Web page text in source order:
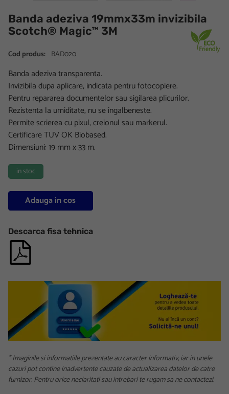
Banda adeziva 19mmx33m invizibila
Scotch® Magic™ 3M
Cod produs: BAD020
Banda adeziva transparenta.
Invizibila dupa aplicare, indicata pentru fotocopiere.
Pentru repararea documentelor sau sigilarea plicurilor.
Rezistenta la umiditate, nu se ingalbeneste.
Permite scrierea cu pixul, creionul sau markerul.
Certificare TUV OK Biobased.
Dimensiuni: 19 mm x 33 m.
in stoc
Adauga in cos
Descarca fisa tehnica
* Imaginile si informatiile prezentate au caracter informativ, iar in unele
cazuri pot contine inadvertente cauzate de actualizarea datelor de catre
furnizor. Pentru orice neclaritati sau intrebari te rugam sa ne contactezi.